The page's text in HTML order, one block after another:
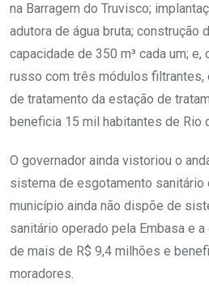
na Barragem do Truvisco;
adutora de água bruta;
capacidade de 350 m³ cada um;
russo com três módulos filtrantes,
de tratamento da estação de
beneficia 15 mil habitantes de Rio
O governador ainda vistoriou o
sistema de esgotamento sanitário
município ainda não dispõe de
sanitário operado pela Embasa e
de mais de R$ 9,4 milhões e
moradores.